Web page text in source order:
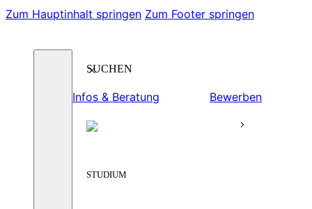
Zum Hauptinhalt springen Zum Footer springen
Suchen
Infos & Beratung
Bewerben
STUDIUM